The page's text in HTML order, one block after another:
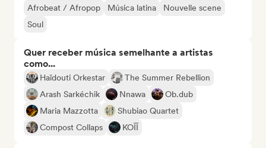
Afrobeat / Afropop Música latina
Nouvelle scene
Soul
Quer receber música semelhante a artistas
como...
Haïdouti Orkestar
The Summer Rebellion
Arash Sarkéchik
Nnawa
Ob.dub
Maria Mazzotta
Shubiao Quartet
Compost Collaps
KOÏÏ